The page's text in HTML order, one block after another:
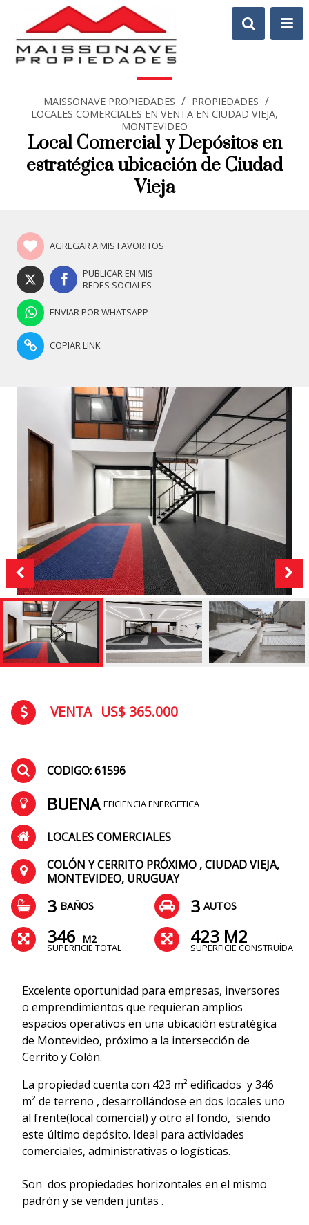
MAISSONAVE PROPIEDADES / PROPIEDADES /
LOCALES COMERCIALES EN VENTA EN CIUDAD VIEJA,
MONTEVIDEO
Local Comercial y Depósitos en
estratégica ubicación de Ciudad
Vieja
AGREGAR A MIS FAVORITOS
PUBLICAR EN MIS
REDES SOCIALES
ENVIAR POR WHATSAPP
COPIAR LINK
VENTA US$ 365.000
CODIGO: 61596
BUENA EFICIENCIA ENERGETICA
LOCALES COMERCIALES
COLÓN Y CERRITO PRÓXIMO , CIUDAD VIEJA,
MONTEVIDEO, URUGUAY
3 BAÑOS 3 AUTOS
346 M2
SUPERFICIE TOTAL 423 M2
SUPERFICIE CONSTRUÍDA
Excelente oportunidad para empresas, inversores
o emprendimientos que requieran amplios
espacios operativos en una ubicación estratégica
de Montevideo, próximo a la intersección de
Cerrito y Colón.
La propiedad cuenta con 423 m² edificados y 346
m² de terreno , desarrollándose en dos locales uno
al frente(local comercial) y otro al fondo, siendo
este último depósito. Ideal para actividades
comerciales, administrativas o logísticas.
Son dos propiedades horizontales en el mismo
padrón y se venden juntas .